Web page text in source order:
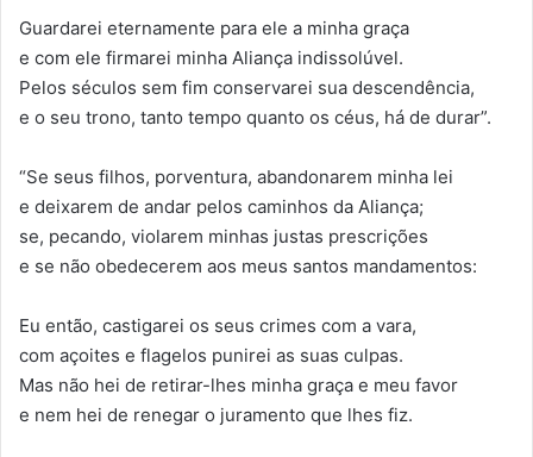
Guardarei eternamente para ele a minha graça
e com ele firmarei minha Aliança indissolúvel.
Pelos séculos sem fim conservarei sua descendência,
e o seu trono, tanto tempo quanto os céus, há de durar”.
“Se seus filhos, porventura, abandonarem minha lei
e deixarem de andar pelos caminhos da Aliança;
se, pecando, violarem minhas justas prescrições
e se não obedecerem aos meus santos mandamentos:
Eu então, castigarei os seus crimes com a vara,
com açoites e flagelos punirei as suas culpas.
Mas não hei de retirar-lhes minha graça e meu favor
e nem hei de renegar o juramento que lhes fiz.